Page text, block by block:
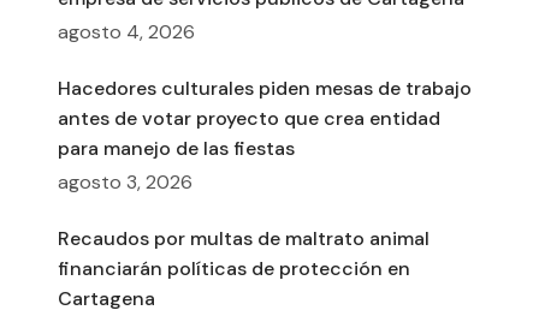
agosto 4, 2026
Hacedores culturales piden mesas de trabajo
antes de votar proyecto que crea entidad
para manejo de las fiestas
agosto 3, 2026
Recaudos por multas de maltrato animal
financiarán políticas de protección en
Cartagena